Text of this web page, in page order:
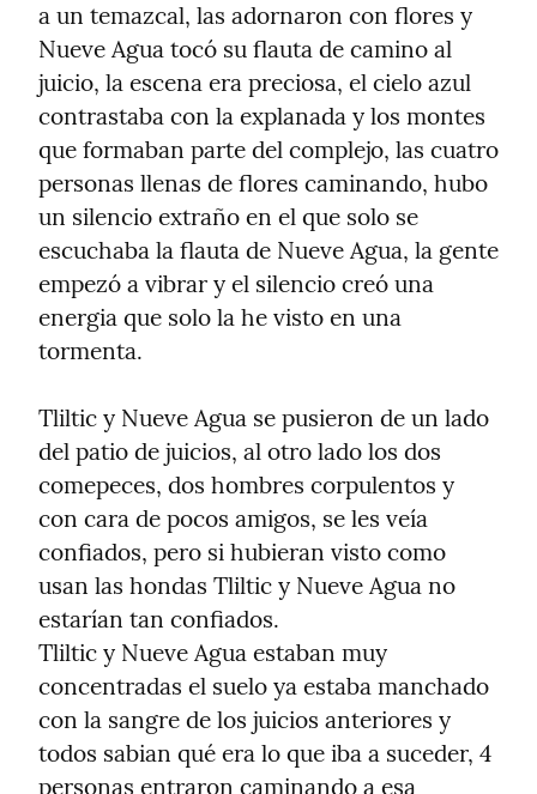
a un temazcal, las adornaron con flores y
Nueve Agua tocó su flauta de camino al
juicio, la escena era preciosa, el cielo azul
contrastaba con la explanada y los montes
que formaban parte del complejo, las cuatro
personas llenas de flores caminando, hubo
un silencio extraño en el que solo se
escuchaba la flauta de Nueve Agua, la gente
empezó a vibrar y el silencio creó una
energia que solo la he visto en una
tormenta.
Tliltic y Nueve Agua se pusieron de un lado
del patio de juicios, al otro lado los dos
comepeces, dos hombres corpulentos y
con cara de pocos amigos, se les veía
confiados, pero si hubieran visto como
usan las hondas Tliltic y Nueve Agua no
estarían tan confiados.
Tliltic y Nueve Agua estaban muy
concentradas el suelo ya estaba manchado
con la sangre de los juicios anteriores y
todos sabian qué era lo que iba a suceder, 4
personas entraron caminando a esa